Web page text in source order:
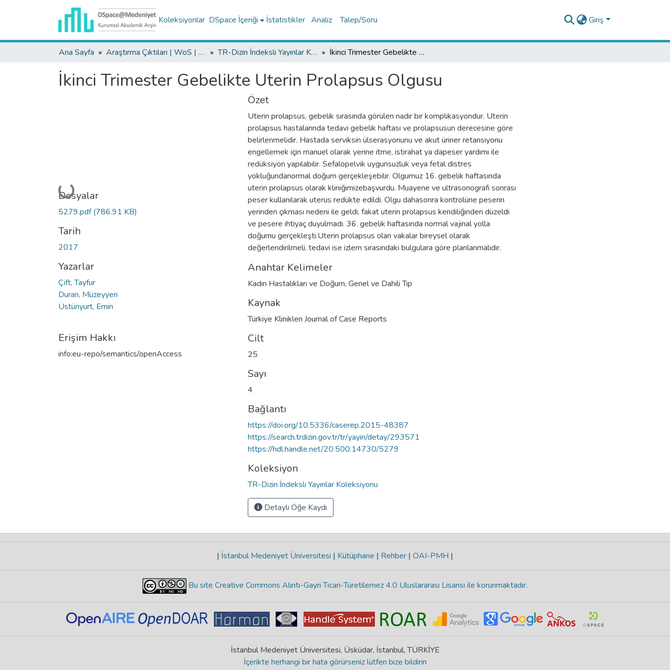
Koleksiyonlar DSpace İçeriği İstatistikler Analiz Talep/Soru Giriş
Ana Sayfa Araştırma Çıktıları | WoS | Scopus | TR-Dizin | PubMed TR-Dizin İndeksli Yayınlar Koleksiyonu İkinci Trimester Gebelikte Uterin Prolapsus Olgusu
İkinci Trimester Gebelikte Uterin Prolapsus Olgusu
Yükleniyor...
Dosyalar
5279.pdf(786.91 KB)
Tarih
2017
Yazarlar
Çift, Tayfur
Duran, Müzeyyen
Üstünyurt, Emin
Erişim Hakkı
info:eu-repo/semantics/openAccess
Özet
Uterin prolapsus, gebelik sırasında görülen nadir bir komplikasyondur. Uterin
prolapsus hastalarında tedavi gebelik haftası ve prolapsusun derecesine göre
belirlenmelidir. Hastada serviksin ülserasyonunu ve akut üriner retansiyonu
engellemek için manuel olarak yerine itme, istirahat ya dapeser yardımı ile
redüksiyon yapılabilir. Sefalopelvik uygunsuzluk veya fetal distres
yokluğundanormal doğum gerçekleşebilir. Olgumuz 16. gebelik haftasında
uterin prolapsus olarak kliniğimizebaşvurdu. Muayene ve ultrasonografi sonrası
peser kullanılarak uterus redükte edildi. Olgu dahasonra kontrolüne peserin
yerinden çıkması nedeni ile geldi, fakat uterin prolapsus kendiliğinden düzeldi
ve pesere ihtiyaç duyulmadı. 36. gebelik haftasında normal vajinal yolla
doğumu gerçekleşti.Uterin prolapsus olan vakalar bireysel olarak
değerlendirilmeli, tedavi ise izlem sırasındaki bulgulara göre planlanmalıdır.
Anahtar Kelimeler
Kadın Hastalıkları ve Doğum, Genel ve Dahili Tıp
Kaynak
Türkiye Klinikleri Journal of Case Reports
Cilt
25
Sayı
4
Bağlantı
https://doi.org/10.5336/caserep.2015-48387
https://search.trdizin.gov.tr/tr/yayin/detay/293571
https://hdl.handle.net/20.500.14730/5279
Koleksiyon
TR-Dizin İndeksli Yayınlar Koleksiyonu
Detaylı Öğe Kaydı
| İstanbul Medeniyet Üniversitesi | Kütüphane | Rehber | OAI-PMH |
Bu site Creative Commons Alıntı-Gayri Ticari-Türetilemez 4.0 Uluslararası Lisansı ile korunmaktadır.
İstanbul Medeniyet Üniversitesi, Üsküdar, İstanbul, TÜRKİYE
İçerikte herhangi bir hata görürseniz lütfen bize bildirin